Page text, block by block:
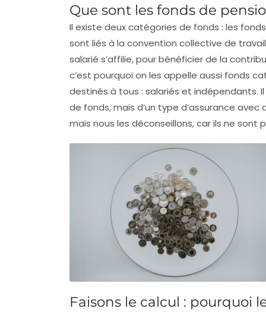
Que sont les fonds de
Il existe deux catégories de fonds : les
sont liés à la convention collective de
salarié s’affilie, pour bénéficier de la
c’est pourquoi on les appelle aussi fonds
destinés à tous : salariés et indépendants.
de fonds, mais d’un type d’assurance
mais nous les déconseillons, car ils ne sont
Faisons le calcul : pourquoi